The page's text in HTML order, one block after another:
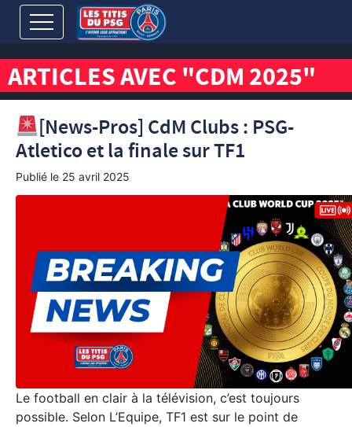
ARTICLES AVEC "CDM 2025"
[News-Pros] CdM Clubs : PSG-
Atletico et la finale sur TF1
Publié le 25 avril 2025
Le football en clair à la télévision, c’est toujours
possible. Selon L’Equipe, TF1 est sur le point de